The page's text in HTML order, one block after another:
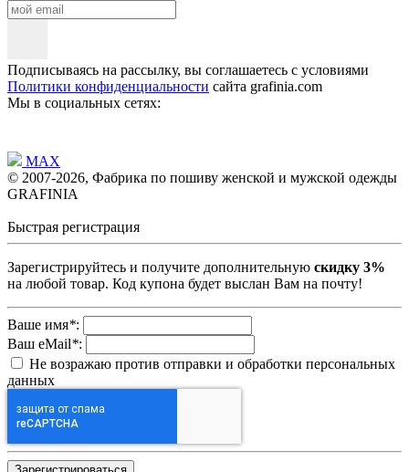
Подписываясь на рассылку, вы соглашаетесь с условиями
Политики конфиденциальности сайта grafinia.com
Мы в социальных сетях:
MAX
© 2007-2026, Фабрика по пошиву женской и мужской одежды
GRAFINIA
Быстрая регистрация
Зарегистрируйтесь и получите дополнительную скидку 3%
на любой товар. Код купона будет выслан Вам на почту!
Ваше имя*:
Ваш eMail*:
Не возражаю против отправки и обработки персональных
данных